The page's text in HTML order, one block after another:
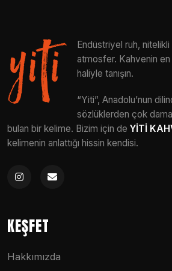
Endüstriyel ruh,
atmosfer. Kahvenin en
haliyle tanışın.
“Yiti”, Anadolu’nun
sözlüklerden çok
bulan bir kelime. Bizim için de YİTİ
kelimenin anlattığı hissin kendisi.
KEŞFET
Hakkımızda